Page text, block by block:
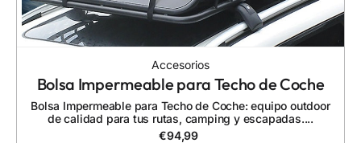
Accesorios
Bolsa Impermeable para Techo de Coche
Bolsa Impermeable para Techo de Coche: equipo outdoor
de calidad para tus rutas, camping y escapadas....
€94,99